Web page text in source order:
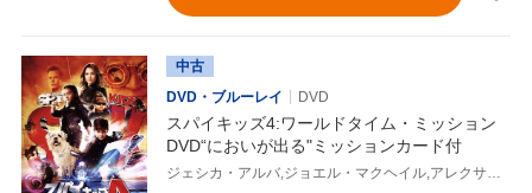
中古
DVD・ブルーレイ
DVD
スパイキッズ4:ワールドタイム・ミッション
DVD“においが出る"ミッションカード付
ジェシカ・アルバ,ジョエル・マクヘイル,アレクサ・ヴェガ,ロバート・ロドリゲス(監督、脚本、製作、撮影、音楽)